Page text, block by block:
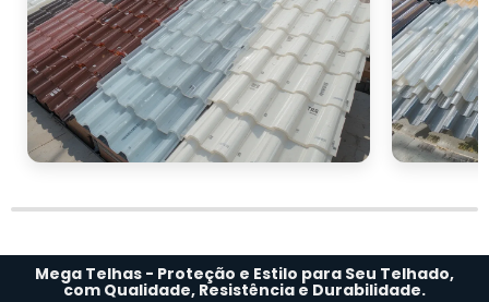
Mega Telhas - Proteção e Estilo para Seu Telhado,
com Qualidade, Resistência e Durabilidade.